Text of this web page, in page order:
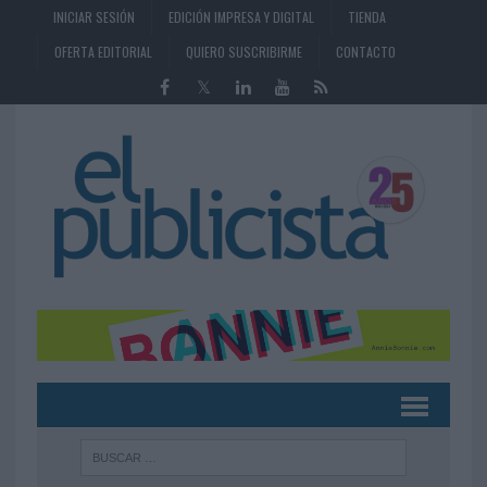
INICIAR SESIÓN EDICIÓN IMPRESA Y DIGITAL
TIENDA
OFERTA EDITORIAL
QUIERO SUSCRIBIRME CONTACTO